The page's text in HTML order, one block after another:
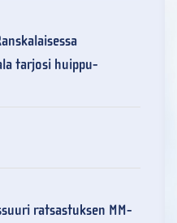
tarjosi huippu-
ratsastuksen MM-